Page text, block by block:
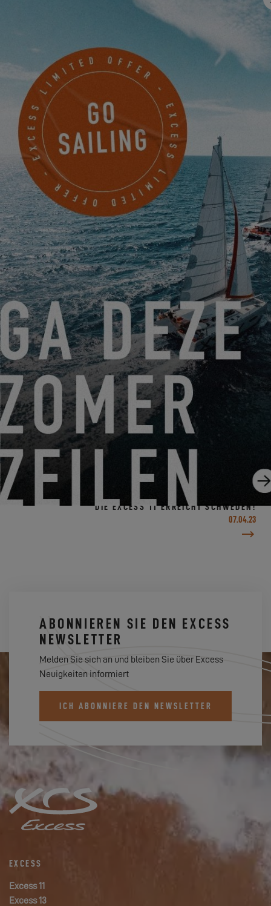
und innovativ zu sein, um Katamarane in Übereinstimmung mit
unseren Werten anbieten zu können. Über unser Excess Lab
geben wir jedem die Möglichkeit, mit unseren Designteams zu
interagieren, um gemeinsam die Katamarane von morgen zu
bauen. Bei Excess glauben wir fest an die Kraft des Kollektivs!
Wir sind ebenfalls auf zahlreichen Veranstaltungen
und organisieren Events, um mit Ihnen in den Austausch zu
kommen und Ihnen die Möglichkeit zu bieten, unsere
Katamarane zu besuchen. UnserHändlernetz
weiter, um Ihnen überall auf der Welt den besten Service und
Support zu bieten. Mit Ihnen in Verbindung zu stehen, ist ein
Wunsch von Thibaut und seinem gesamten Team.
Wir laden Sie ein, Thibauts Interview hier zu lesen!
KOMMEN SIE AN BORD DER EXCESS 14 MIT DEM EXCESS
VERTRIEBSLEITER RODRIGO!
24.04.23
DIE EXCESS 11 ERREICHT SCHWEDEN!
07.04.23
ABONNIEREN SIE DEN EXCESS
NEWSLETTER
Melden Sie sich an und bleiben Sie über Excess
Neuigkeiten informiert
ICH ABONNIERE DEN NEWSLETTER
EXCESS
Excess 11
Excess 13